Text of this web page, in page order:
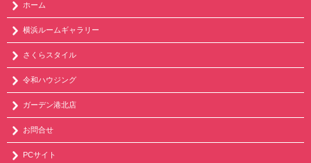
ホーム
横浜ルームギャラリー
さくらスタイル
令和ハウジング
ガーデン港北店
お問合せ
PCサイト